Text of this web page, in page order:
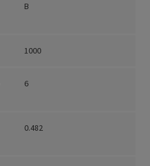
B
1000
6
0.482